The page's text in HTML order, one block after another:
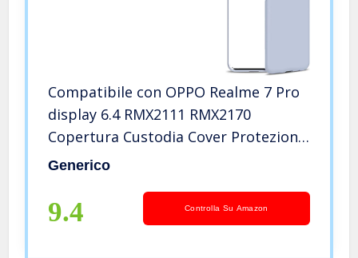
Compatibile con OPPO Realme 7 Pro
display 6.4 RMX2111 RMX2170
Copertura Custodia Cover Protezione
Gel Silicone TPU Morbida Matte Soft
Generico
9.4 Controlla Su Amazon